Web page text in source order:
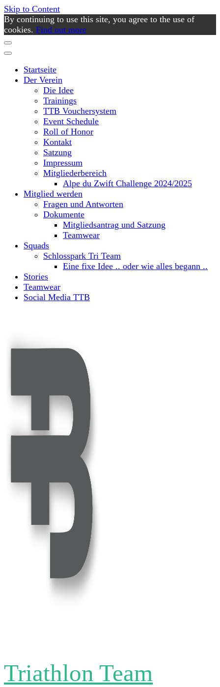
Skip to Content
By continuing to use this site, you agree to the use of
cookies. Find out more
Startseite
Der Verein
Die Idee
Trainings
TTB Vouchersystem
Event Schedule
Roll of Honor
Kontakt
Satzung
Impressum
Mitgliederbereich
Alpe du Zwift Challenge 2024/2025
Mitglied werden
Fragen und Antworten
Dokumente
Mitgliedsantrag und Satzung
Teamwear
Squads
Schlosspark Tri Team
Eine fixe Idee .. oder wie alles begann ..
Stories
Teamwear
Social Media TTB
Triathlon Team